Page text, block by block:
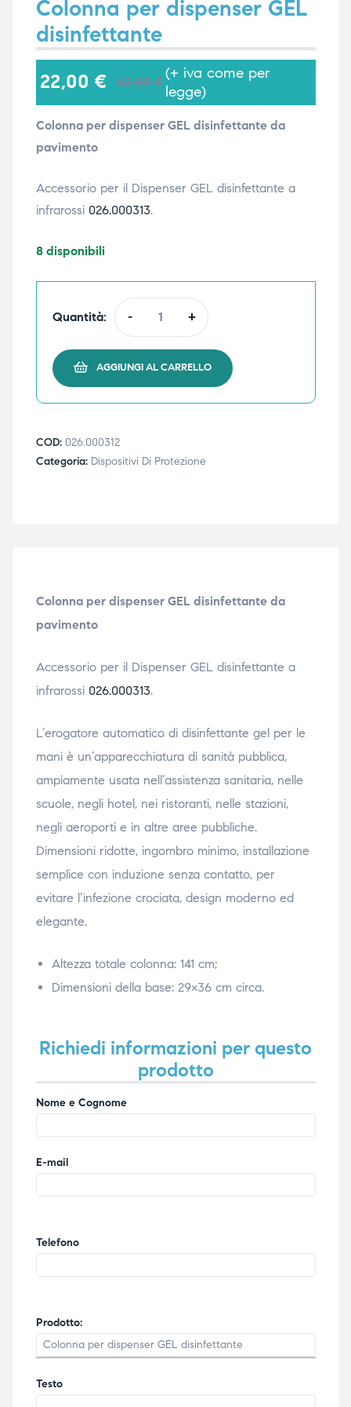
Colonna per dispenser GEL
disinfettante
42,00€
22,00 €
(+ iva come per
legge)
Colonna per dispenser GEL disinfettante da
pavimento
Accessorio per il Dispenser GEL disinfettante a
infrarossi 026.000313.
8 disponibili
Quantità: - +
AGGIUNGI AL CARRELLO
COD: 026.000312
Categoria: Dispositivi Di Protezione
Colonna per dispenser GEL disinfettante da
pavimento
Accessorio per il Dispenser GEL disinfettante a
infrarossi 026.000313.
L’erogatore automatico di disinfettante gel per le
mani è un’apparecchiatura di sanità pubblica,
ampiamente usata nell’assistenza sanitaria, nelle
scuole, negli hotel, nei ristoranti, nelle stazioni,
negli aeroporti e in altre aree pubbliche.
Dimensioni ridotte, ingombro minimo, installazione
semplice con induzione senza contatto, per
evitare l’infezione crociata, design moderno ed
elegante.
Altezza totale colonna: 141 cm;
Dimensioni della base: 29×36 cm circa.
Richiedi informazioni per questo
prodotto
Nome e Cognome
E-mail
Telefono
Prodotto:
Testo